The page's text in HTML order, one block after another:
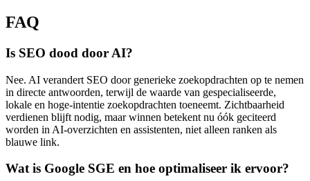
FAQ
Is SEO dood door AI?
Nee. AI verandert SEO door generieke zoekopdrachten op te nemen
in directe antwoorden, terwijl de waarde van gespecialiseerde,
lokale en hoge‑intentie zoekopdrachten toeneemt. Zichtbaarheid
verdienen blijft nodig, maar winnen betekent nu óók geciteerd
worden in AI‑overzichten en assistenten, niet alleen ranken als
blauwe link.
Wat is Google SGE en hoe optimaliseer ik ervoor?